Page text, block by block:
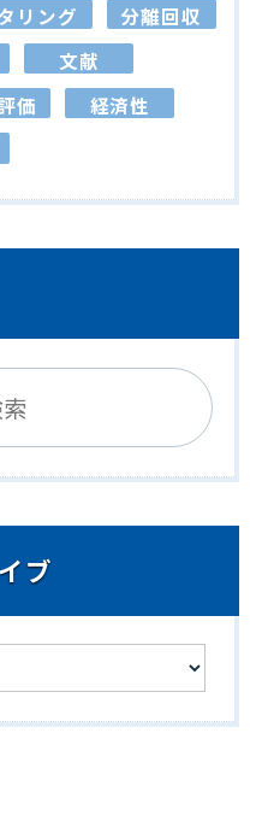
リング
分離回収
文献
価
経済性
ブ